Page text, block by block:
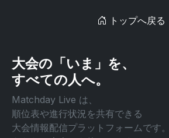
トップへ戻る
大会の「いま」を、
すべての人へ。
Matchday Live は、
順位表や進行状況を共有できる
大会情報配信プラットフォームです。